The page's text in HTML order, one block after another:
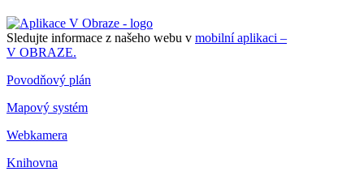
Sledujte informace z našeho webu v mobilní aplikaci –
V OBRAZE.
Povodňový plán
Mapový systém
Webkamera
Knihovna